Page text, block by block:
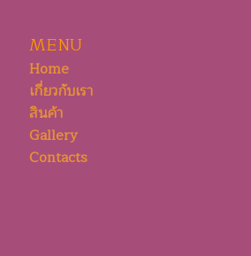
MENU
Home
เกี่ยวกับเรา
สินค้า
Gallery
Contacts